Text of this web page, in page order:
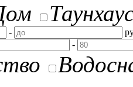
-
-